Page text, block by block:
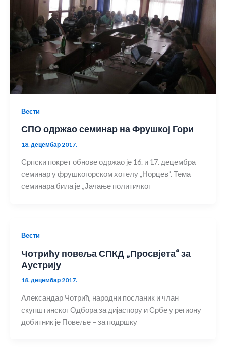
Вести
СПО одржао семинар на Фрушкој Гори
18. децембар 2017.
Српски покрет обнове одржао је 16. и 17. децембра
семинар у фрушкогорском хотелу „Норцев“. Тема
семинара била је ,,Јачање политичког
Вести
Чотрићу повеља СПКД „Просвјета“ за
Аустрију
18. децембар 2017.
Александар Чотрић, народни посланик и члан
скупштинског Одбора за дијаспору и Србе у региону
добитник је Повеље – за подршку